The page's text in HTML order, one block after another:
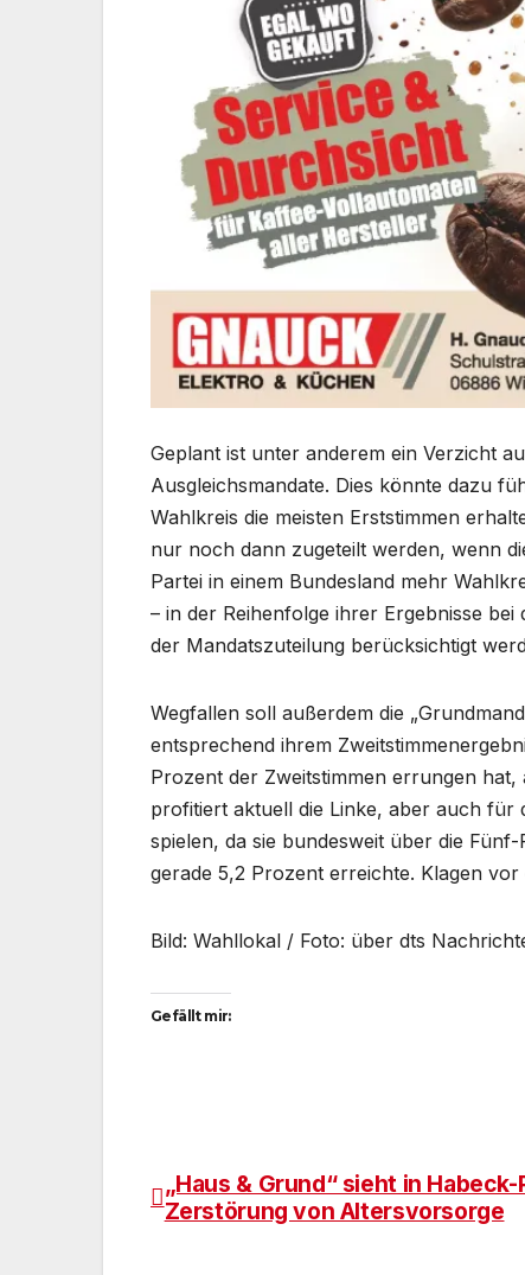
Geplant ist unter anderem ein Verzicht
Ausgleichsmandate. Dies könnte dazu
Wahlkreis die meisten Erststimmen
nur noch dann zugeteilt werden, wenn
Partei in einem Bundesland mehr
– in der Reihenfolge ihrer Ergebnisse
der Mandatszuteilung berücksichtigt
Wegfallen soll außerdem die
entsprechend ihrem
Prozent der Zweitstimmen errungen
profitiert aktuell die Linke, aber auch für
spielen, da sie bundesweit über die
gerade 5,2 Prozent erreichte. Klagen
Bild: Wahllokal / Foto: über dts
Gefällt mir:
Beitragsnavigation
„Haus & Grund“ sieht in Habeck-
Zerstörung von Altersvorsorge